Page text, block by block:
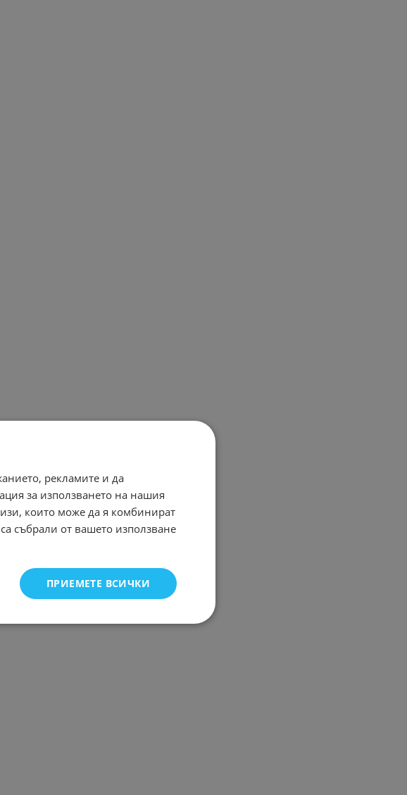
рекламите и да
за използването на нашия
които може да я комбинират
събрали от вашето използване
ПРИЕМЕТЕ ВСИЧКИ